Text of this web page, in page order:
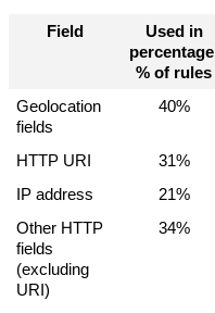
Field
percentage
% of rules
Geolocation
fields
40%
HTTP URI
31%
IP address
21%
Other HTTP
fields
(excluding
URI)
34%